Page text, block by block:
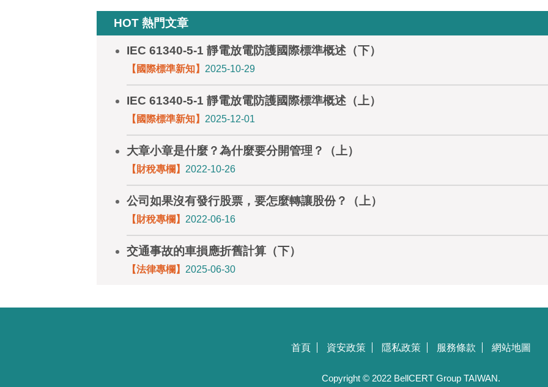
HOT 熱門文章
IEC 61340-5-1 靜電放電防護國際標準概述（下）
【國際標準新知】 2025-10-29
IEC 61340-5-1 靜電放電防護國際標準概述（上）
【國際標準新知】 2025-12-01
大章小章是什麼？為什麼要分開管理？（上）
【財稅專欄】 2022-10-26
公司如果沒有發行股票，要怎麼轉讓股份？（上）
【財稅專欄】 2022-06-16
交通事故的車損應折舊計算（下）
【法律專欄】 2025-06-30
首頁 資安政策 隱私政策 服務條款 網站地圖
Copyright © 2022 BellCERT Group TAIWAN.